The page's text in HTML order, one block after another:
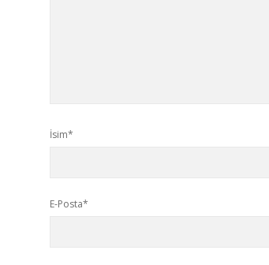
İsim*
E-Posta*